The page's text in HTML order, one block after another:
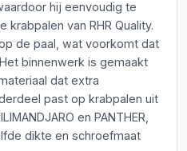
hij eenvoudig te
van RHR Quality.
de paal, wat voorkomt dat
binnenwerk is gemaakt
dat extra
past op krabpalen uit
en PANTHER,
dikte en schroefmaat